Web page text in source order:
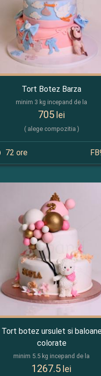
Tort Botez Barza
minim 3 kg incepand de la
705 lei
( alege compozitia )
72 ore
Tort botez ursulet si
colorate
minim 5.5 kg incepand de la
1267.5 lei